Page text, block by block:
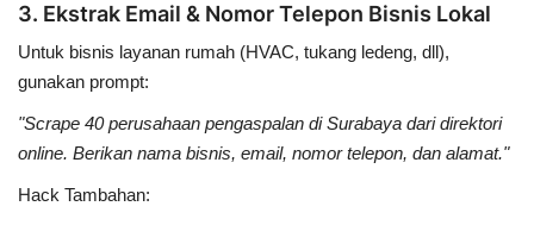
3. Ekstrak Email & Nomor Telepon Bisnis Lokal
Untuk bisnis layanan rumah (HVAC, tukang ledeng, dll),
gunakan prompt:
"Scrape 40 perusahaan pengaspalan di Surabaya dari direktori
online. Berikan nama bisnis, email, nomor telepon, dan alamat."
Hack Tambahan: